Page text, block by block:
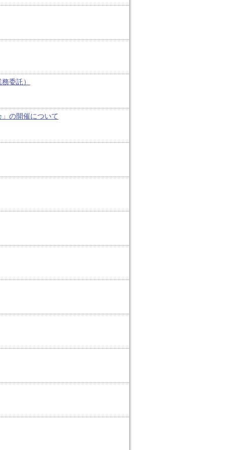
委託）
の開催について